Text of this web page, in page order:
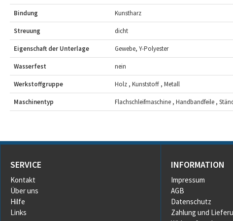
Bindung Kunstharz
Streuung dicht
Eigenschaft der Unterlage Gewebe, Y-Polyester
Wasserfest nein
Werkstoffgruppe Holz , Kunststoff , Metall
Maschinentyp Flachschleifmaschine , Handbandfeile ,
SERVICE
Kontakt
Über uns
Hilfe
Links
INFORMATION
Impressum
AGB
Datenschutz
Zahlung und